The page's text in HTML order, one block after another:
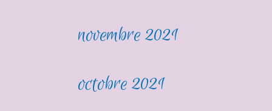
novembre 2021
octobre 2021